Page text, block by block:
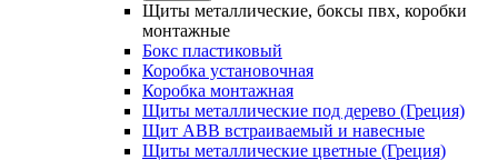
Щиты металлические, боксы пвх, коробки
монтажные
Бокс пластиковый
Коробка установочная
Коробка монтажная
Щиты металлические под дерево (Греция)
Щит ABB встраиваемый и навесные
Щиты металлические цветные (Греция)